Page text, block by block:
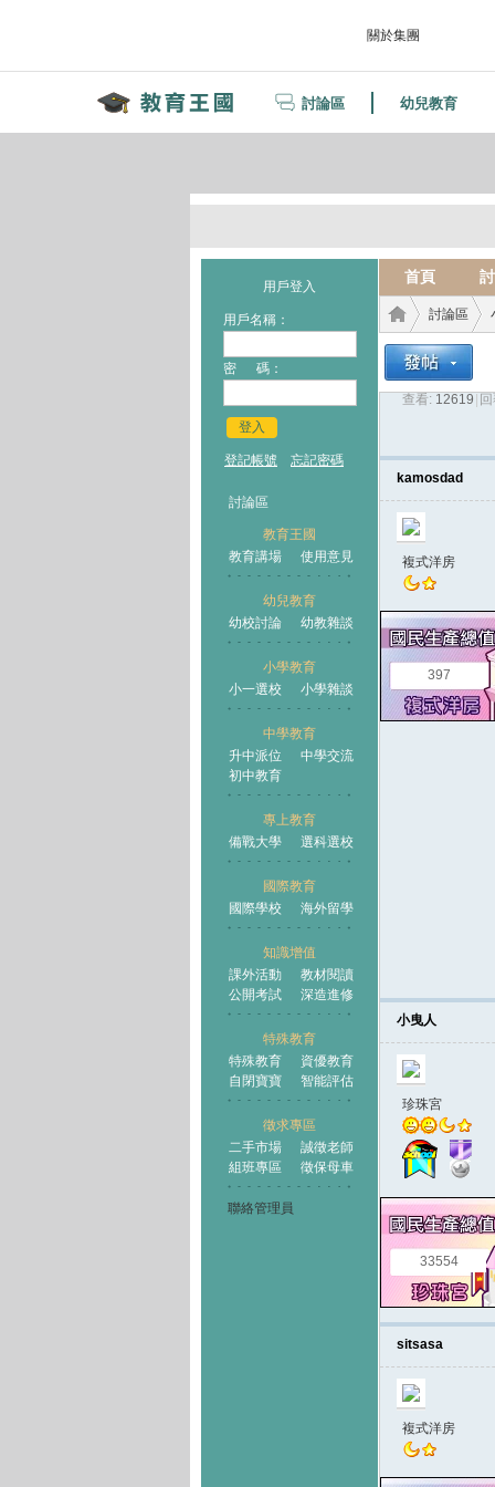
關於集團
討論區 幼兒教育
用戶登入
用戶名稱：
密 碼：
登入
登記帳號 忘記密碼
討論區
教育王國
教育講場
使用意見
幼兒教育
幼校討論
幼教雜談
小學教育
小一選校
小學雜談
中學教育
升中派位
中學交流
初中教育
專上教育
備戰大學
選科選校
國際教育
國際學校
海外留學
知識增值
課外活動
教材閱讀
公開考試
深造進修
特殊教育
特殊教育
資優教育
自閉寶寶
智能評估
徵求專區
二手市場
誠徵老師
組班專區
徵保母車
聯絡管理員
首頁
教育
王國
›
討論區
›
查看: 12619
kamosdad
複式洋房
397
小曳人
珍珠宮
33554
sitsasa
複式洋房